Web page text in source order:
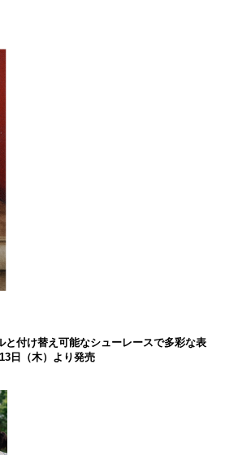
付け替え可能なシューレースで多彩な表
日（木）より発売